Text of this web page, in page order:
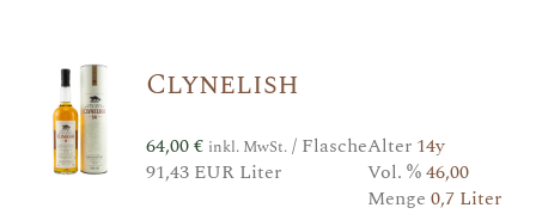
Clynelish
64,00€ inkl. MwSt./ Flasche
91,43 EUR Liter
Alter 14y
Vol. %46,00
Menge 0,7 Liter